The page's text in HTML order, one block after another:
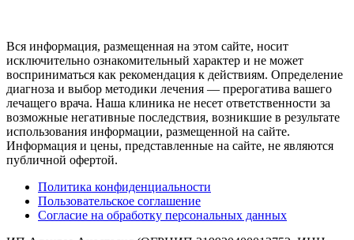
Вся информация, размещенная на этом сайте, носит
исключительно ознакомительный характер и не может
восприниматься как рекомендация к действиям. Определение
диагноза и выбор методики лечения — прерогатива вашего
лечащего врача. Наша клиника не несет ответственности за
возможные негативные последствия, возникшие в результате
использования информации, размещенной на сайте.
Информация и цены, представленные на сайте, не являются
публичной офертой.
Политика конфиденциальности
Пользовательское соглашение
Согласие на обработку персональных данных